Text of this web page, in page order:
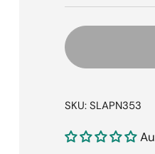
SKU: SLAPN353